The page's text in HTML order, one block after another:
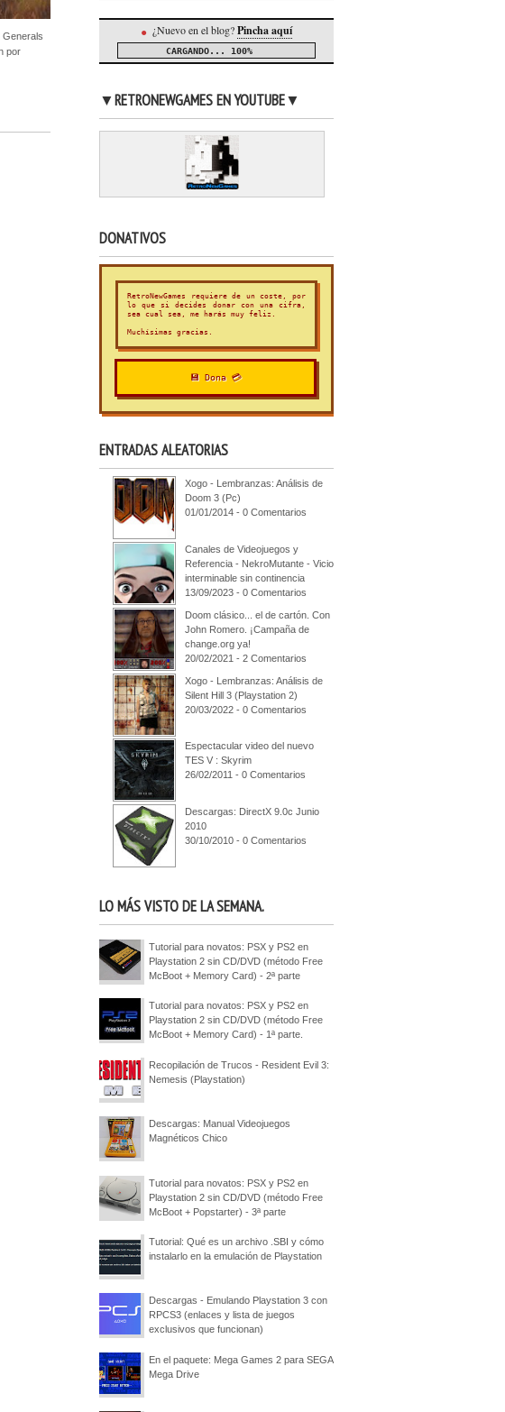
Generals
por
● ¿Nuevo en el blog?Pincha aquí
CARGANDO... 100%
▼RETRONEWGAMES EN YOUTUBE▼
DONATIVOS
RetroNewGames requiere de un coste, por
lo que si decides donar con una cifra,
sea cual sea, me harás muy feliz.
Muchísimas gracias.
💾 Dona 💳
ENTRADAS ALEATORIAS
Xogo - Lembranzas: Análisis de
Doom 3 (Pc)
01/01/2014 - 0 Comentarios
Canales de Videojuegos y
Referencia - NekroMutante - Vicio
interminable sin continencia
13/09/2023 - 0 Comentarios
Doom clásico... el de cartón. Con
John Romero. ¡Campaña de
change.org ya!
20/02/2021 - 2 Comentarios
Xogo - Lembranzas: Análisis de
Silent Hill 3 (Playstation 2)
20/03/2022 - 0 Comentarios
Espectacular video del nuevo
TES V : Skyrim
26/02/2011 - 0 Comentarios
Descargas: DirectX 9.0c Junio
2010
30/10/2010 - 0 Comentarios
LO MÁS VISTO DE LA SEMANA.
Tutorial para novatos: PSX y PS2 en
Playstation 2 sin CD/DVD (método Free
McBoot + Memory Card) - 2ª parte
Tutorial para novatos: PSX y PS2 en
Playstation 2 sin CD/DVD (método Free
McBoot + Memory Card) - 1ª parte.
Recopilación de Trucos - Resident Evil 3:
Nemesis (Playstation)
Descargas: Manual Videojuegos
Magnéticos Chico
Tutorial para novatos: PSX y PS2 en
Playstation 2 sin CD/DVD (método Free
McBoot + Popstarter) - 3ª parte
Tutorial: Qué es un archivo .SBI y cómo
instalarlo en la emulación de Playstation
Descargas - Emulando Playstation 3 con
RPCS3 (enlaces y lista de juegos
exclusivos que funcionan)
En el paquete: Mega Games 2 para SEGA
Mega Drive